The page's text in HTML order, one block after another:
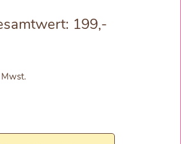
199,-
Mwst.